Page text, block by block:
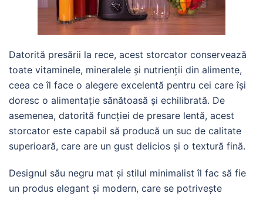
Datorită presării la rece, acest storcator conservează
toate vitaminele, mineralele și nutrienții din alimente,
ceea ce îl face o alegere excelentă pentru cei care își
doresc o alimentație sănătoasă și echilibrată. De
asemenea, datorită funcției de presare lentă, acest
storcator este capabil să producă un suc de calitate
superioară, care are un gust delicios și o textură fină.
Designul său negru mat și stilul minimalist îl fac să fie
un produs elegant și modern, care se potrivește